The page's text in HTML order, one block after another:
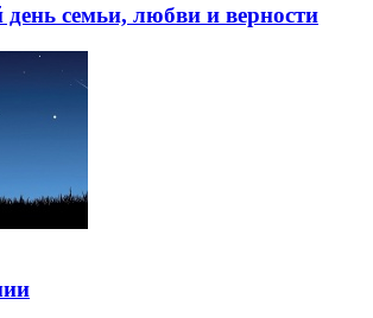
день семьи, любви и верности